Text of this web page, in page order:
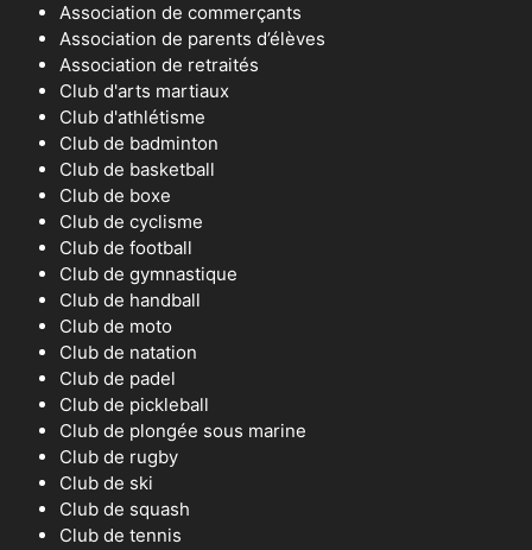
Association de commerçants
Association de parents d’élèves
Association de retraités
Club d'arts martiaux
Club d'athlétisme
Club de badminton
Club de basketball
Club de boxe
Club de cyclisme
Club de football
Club de gymnastique
Club de handball
Club de moto
Club de natation
Club de padel
Club de pickleball
Club de plongée sous marine
Club de rugby
Club de ski
Club de squash
Club de tennis